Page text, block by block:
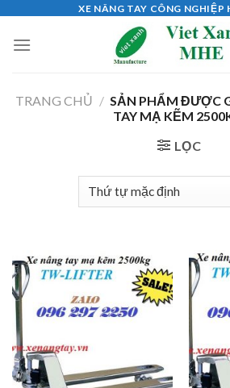
content
XE NÂNG TAY CÔNG NGHIỆP
TRANG CHỦ / SẢN PHẨM ĐƯỢC
TAY MẠ KẼM
LỌC